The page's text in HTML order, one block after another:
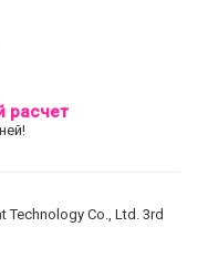
расчет
Technology Co., Ltd. 3rd